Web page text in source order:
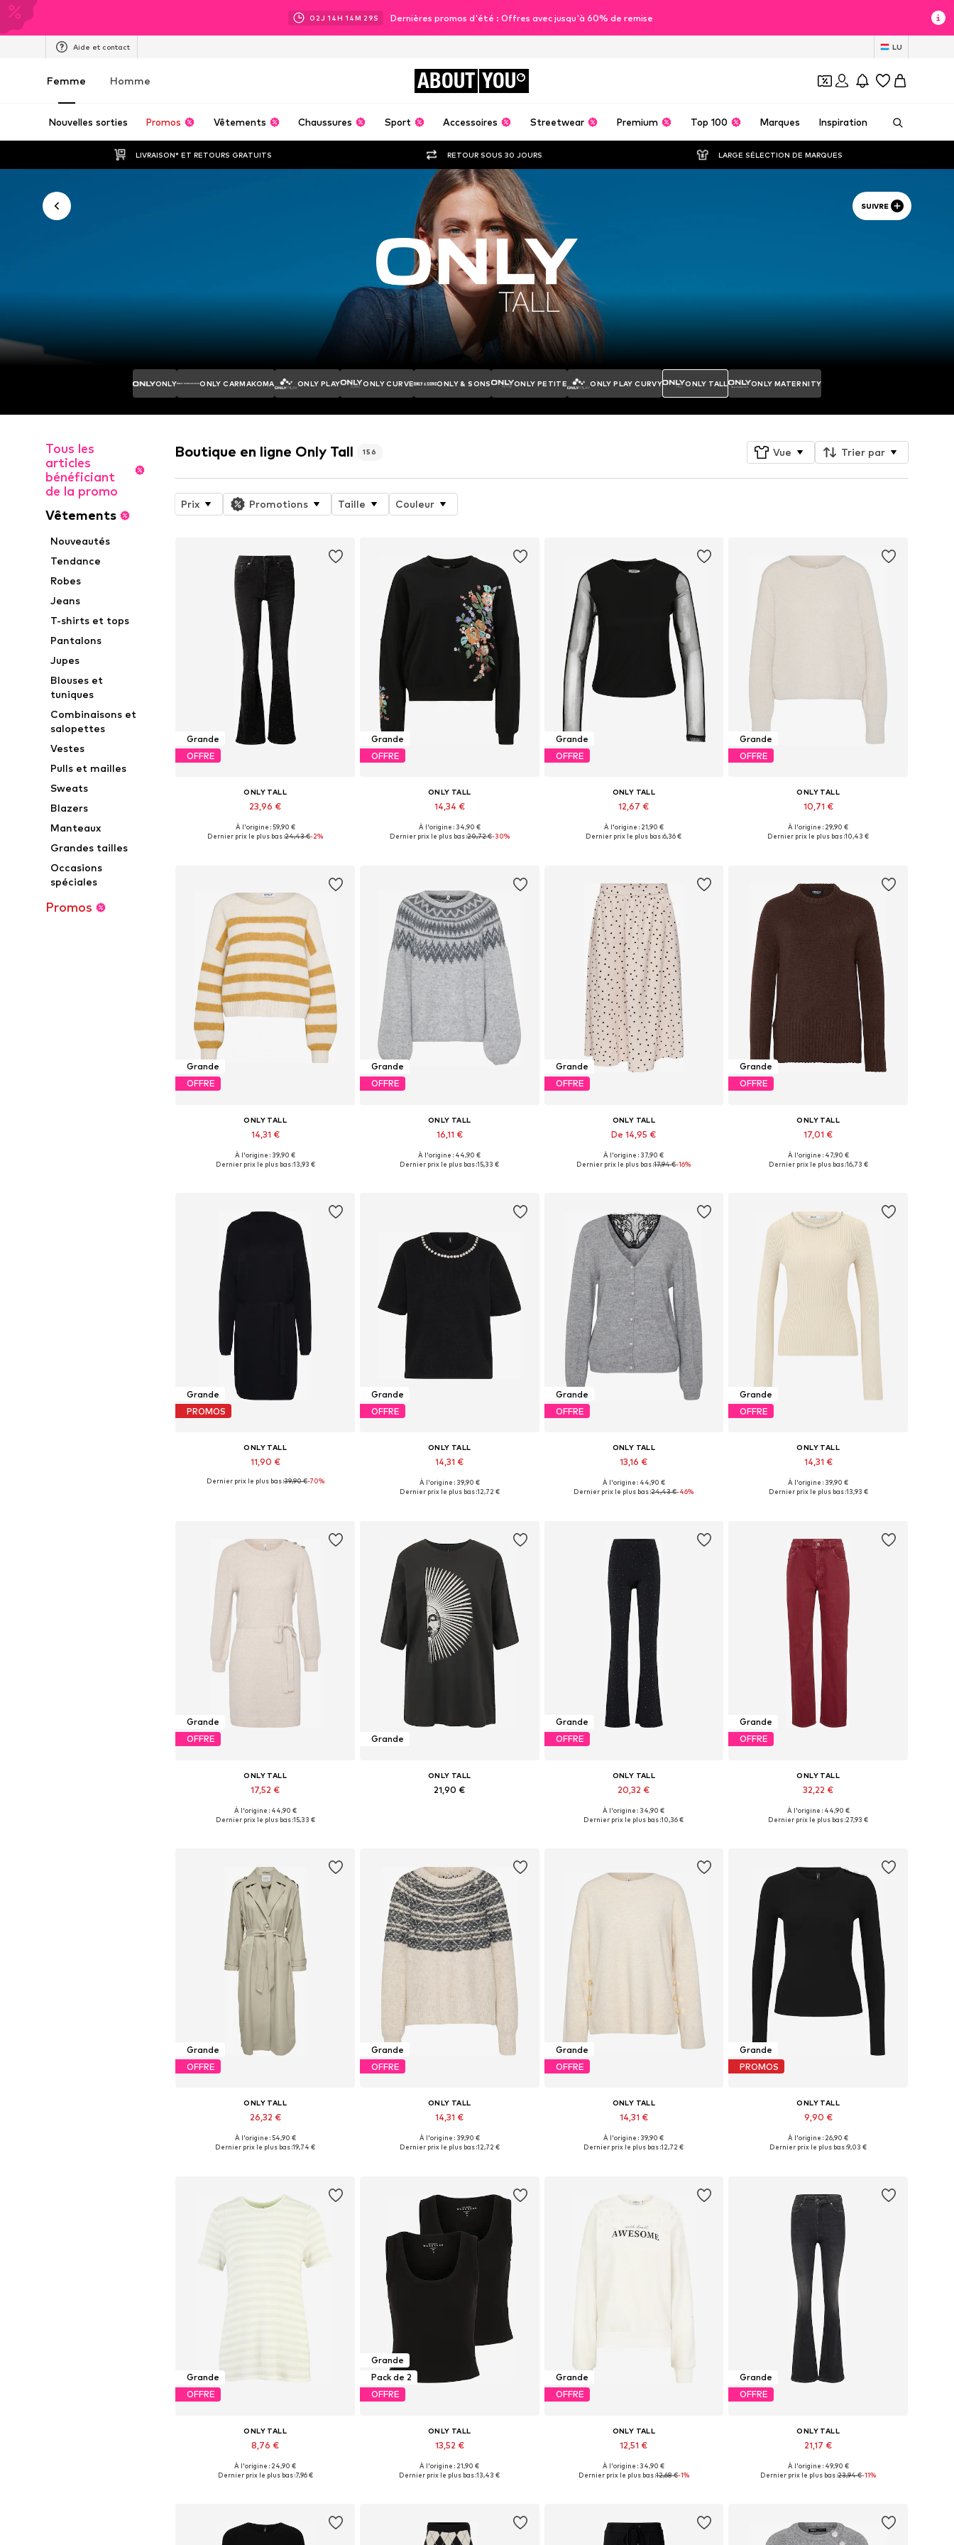
02J 14H 14M 27S Dernières promos d'été : Offres avec jusqu'à 60% de remise
Aide et contact LU
Femme Homme ABOUT YOU
Nouvelles sorties Promos Vêtements Chaussures Sport Accessoires Streetwear Premium Top 100 Marques Inspiration
LIVRAISON* ET RETOURS GRATUITS RETOUR SOUS 30 JOURS LARGE SÉLECTION DE MARQUES
SUIVRE
ONLY ONLY CARMAKOMA ONLY PLAY ONLY CURVE ONLY & SONS ONLY PETITE ONLY PLAY CURVY ONLY TALL ONLY MATERNITY
Tous les
articles
bénéficiant
de la promo
Vêtements
Nouveautés
Tendance
Robes
Jeans
T-shirts et tops
Pantalons
Jupes
Blouses et
tuniques
Combinaisons et
salopettes
Vestes
Pulls et mailles
Sweats
Blazers
Manteaux
Grandes tailles
Occasions
spéciales
Promos
Boutique en ligne Only Tall 156 Vue Trier par
Prix Promotions Taille Couleur
Grande
OFFRE
ONLY TALL
23,96 €
Tailles disponibles: 25-26, 27-28, 29, 30-31
À l'origine : 59,90 €
Dernier prix le plus bas :24,43 €-2%
Grande
OFFRE
ONLY TALL
14,34 €
Tailles disponibles: XS, M, L, XL
À l'origine : 34,90 €
Dernier prix le plus bas :20,72 €-30%
Grande
OFFRE
ONLY TALL
12,67 €
Tailles disponibles: XS, S, M, L
À l'origine : 21,90 €
Dernier prix le plus bas :6,36 €
Grande
OFFRE
ONLY TALL
10,71 €
Disponible en plusieurs tailles
À l'origine : 29,90 €
Dernier prix le plus bas :10,43 €
Grande
OFFRE
ONLY TALL
14,31 €
Disponible en plusieurs tailles
À l'origine : 39,90 €
Dernier prix le plus bas :13,93 €
Grande
OFFRE
ONLY TALL
16,11 €
Tailles disponibles: XS, S, M, L
À l'origine : 44,90 €
Dernier prix le plus bas :15,33 €
Grande
OFFRE
ONLY TALL
De 14,95 €
Tailles disponibles: 36, 38, 40, 44
À l'origine : 37,90 €
Dernier prix le plus bas :17,94 €-16%
Grande
OFFRE
ONLY TALL
17,01 €
Tailles disponibles: XS, S, M, L, XL
À l'origine : 47,90 €
Dernier prix le plus bas :16,73 €
Grande
PROMOS
ONLY TALL
11,90 €
Tailles disponibles: XS, S, M, L, XL
Dernier prix le plus bas :39,90 €-70%
Grande
OFFRE
ONLY TALL
14,31 €
Tailles disponibles: XS, S, M, L, XL
À l'origine : 39,90 €
Dernier prix le plus bas :12,72 €
Grande
OFFRE
ONLY TALL
13,16 €
Tailles disponibles: S, M, L
À l'origine : 44,90 €
Dernier prix le plus bas :24,43 €-46%
Grande
OFFRE
ONLY TALL
14,31 €
Tailles disponibles: XS, S, M, XL, XXL, XXXL
À l'origine : 39,90 €
Dernier prix le plus bas :13,93 €
Grande
OFFRE
ONLY TALL
17,52 €
Disponible en plusieurs tailles
À l'origine : 44,90 €
Dernier prix le plus bas :15,33 €
Grande
ONLY TALL
21,90 €
Grande
OFFRE
ONLY TALL
20,32 €
Tailles disponibles: XS, S, L, XXL, XXXL
À l'origine : 34,90 €
Dernier prix le plus bas :10,36 €
Grande
OFFRE
ONLY TALL
32,22 €
Tailles disponibles: 25-26, 27-28, 29, 35-36
À l'origine : 44,90 €
Dernier prix le plus bas :27,93 €
Grande
OFFRE
ONLY TALL
26,32 €
Tailles disponibles: M, L, XXL
À l'origine : 54,90 €
Dernier prix le plus bas :19,74 €
Grande
OFFRE
ONLY TALL
14,31 €
Tailles disponibles: S, M
À l'origine : 39,90 €
Dernier prix le plus bas :12,72 €
Grande
OFFRE
ONLY TALL
14,31 €
Tailles disponibles: XS, S, L
À l'origine : 39,90 €
Dernier prix le plus bas :12,72 €
Grande
PROMOS
ONLY TALL
9,90 €
Tailles disponibles: XS, S, XXL
À l'origine : 26,90 €
Dernier prix le plus bas :9,03 €
Grande
OFFRE
ONLY TALL
8,76 €
Tailles disponibles: XS, S, M, L, XL
À l'origine : 24,90 €
Dernier prix le plus bas :7,96 €
Grande
Pack de 2
OFFRE
ONLY TALL
13,52 €
Tailles disponibles: S, L, XXL, XXXL
À l'origine : 21,90 €
Dernier prix le plus bas :13,43 €
Grande
OFFRE
ONLY TALL
12,51 €
Tailles disponibles: XS, S, XL, XXL
À l'origine : 34,90 €
Dernier prix le plus bas :12,68 €-1%
Grande
OFFRE
ONLY TALL
21,17 €
Tailles disponibles: 25, 26, 27, 28
À l'origine : 49,90 €
Dernier prix le plus bas :23,94 €-11%